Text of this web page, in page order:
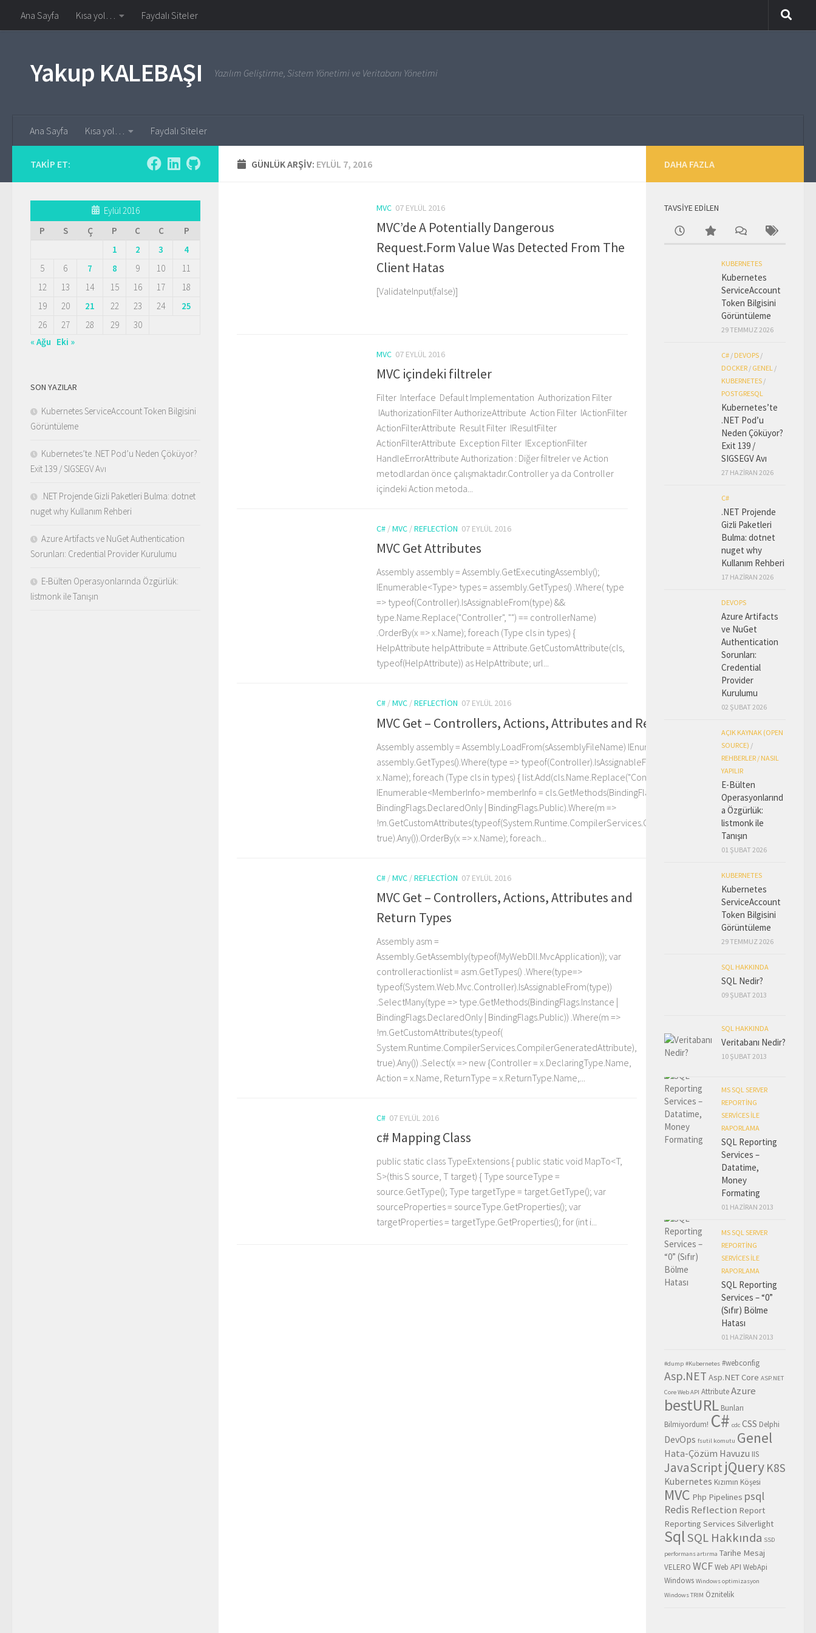
Skip to content
Ana Sayfa Kısa yol… Faydalı Siteler
Yakup KALEBAŞI Yazılım Geliştirme, Sistem Yönetimi ve Veritabanı Yönetimi
Ana Sayfa Kısa yol… Faydalı Siteler
GÜNLÜK ARŞIV: EYLÜL 7, 2016
MVC 07 EYLÜL 2016
MVC’de A Potentially Dangerous
Request.Form Value Was Detected From The
Client Hatas
[ValidateInput(false)]
MVC 07 EYLÜL 2016
MVC içindeki filtreler
Filter Interface Default Implementation Authorization Filter
IAuthorizationFilter AuthorizeAttribute Action Filter IActionFilter
ActionFilterAttribute Result Filter IResultFilter
ActionFilterAttribute Exception Filter IExceptionFilter
HandleErrorAttribute Authorization : Diğer filtreler ve Action
metodlardan önce çalışmaktadır.Controller ya da Controller
içindeki Action metoda...
C# /MVC /REFLECTION 07 EYLÜL 2016
MVC Get Attributes
Assembly assembly = Assembly.GetExecutingAssembly();
IEnumerable<Type> types = assembly.GetTypes() .Where( type
=> typeof(Controller).IsAssignableFrom(type) &&
type.Name.Replace("Controller", "") == controllerName)
.OrderBy(x => x.Name); foreach (Type cls in types) {
HelpAttribute helpAttribute = Attribute.GetCustomAttribute(cls,
typeof(HelpAttribute)) as HelpAttribute; url...
C# /MVC /REFLECTION 07 EYLÜL 2016
MVC Get – Controllers, Actions, Attributes and Return Types – 2
Assembly assembly = Assembly.LoadFrom(sAssemblyFileName) IEnumerable<Type> types =
assembly.GetTypes().Where(type => typeof(Controller).IsAssignableFrom(type)).OrderBy(x =>
x.Name); foreach (Type cls in types) { list.Add(cls.Name.Replace("Controller", ""));
IEnumerable<MemberInfo> memberInfo = cls.GetMethods(BindingFlags.Instance |
BindingFlags.DeclaredOnly | BindingFlags.Public).Where(m =>
!m.GetCustomAttributes(typeof(System.Runtime.CompilerServices.CompilerGeneratedAttribute),
true).Any()).OrderBy(x => x.Name); foreach...
C# /MVC /REFLECTION 07 EYLÜL 2016
MVC Get – Controllers, Actions, Attributes and
Return Types
Assembly asm =
Assembly.GetAssembly(typeof(MyWebDll.MvcApplication)); var
controlleractionlist = asm.GetTypes() .Where(type=>
typeof(System.Web.Mvc.Controller).IsAssignableFrom(type))
.SelectMany(type => type.GetMethods(BindingFlags.Instance |
BindingFlags.DeclaredOnly | BindingFlags.Public)) .Where(m =>
!m.GetCustomAttributes(typeof(
System.Runtime.CompilerServices.CompilerGeneratedAttribute),
true).Any()) .Select(x => new {Controller = x.DeclaringType.Name,
Action = x.Name, ReturnType = x.ReturnType.Name,...
C# 07 EYLÜL 2016
c# Mapping Class
public static class TypeExtensions { public static void MapTo<T,
S>(this S source, T target) { Type sourceType =
source.GetType(); Type targetType = target.GetType(); var
sourceProperties = sourceType.GetProperties(); var
targetProperties = targetType.GetProperties(); for (int i...
TAKIP ET:
Eylül 2016
P
S Ç P C C
P
1
2 3
4
5
6 7 8 9 10
11
12
13 14 15 16 17
18
19
20 21 22 23 24
25
26
27 28 29
30
« Ağu Eki »
SON YAZILAR
Kubernetes ServiceAccount Token Bilgisini
Görüntüleme
Kubernetes’te .NET Pod’u Neden Çöküyor?
Exit 139 / SIGSEGV Avı
.NET Projende Gizli Paketleri Bulma: dotnet
nuget why Kullanım Rehberi
Azure Artifacts ve NuGet Authentication
Sorunları: Credential Provider Kurulumu
E-Bülten Operasyonlarında Özgürlük:
listmonk ile Tanışın
DAHA FAZLA
TAVSİYE EDİLEN
KUBERNETES
Kubernetes
ServiceAccount
Token Bilgisini
Görüntüleme
29 TEMMUZ 2026
C# / DEVOPS /
DOCKER / GENEL /
KUBERNETES /
POSTGRESQL
Kubernetes’te
.NET Pod’u
Neden Çöküyor?
Exit 139 /
SIGSEGV Avı
27 HAZIRAN 2026
C#
.NET Projende
Gizli Paketleri
Bulma: dotnet
nuget why
Kullanım Rehberi
17 HAZIRAN 2026
DEVOPS
Azure Artifacts
ve NuGet
Authentication
Sorunları:
Credential
Provider
Kurulumu
02 ŞUBAT 2026
AÇIK KAYNAK (OPEN
SOURCE) /
REHBERLER / NASIL
YAPILIR
E-Bülten
Operasyonlarınd
a Özgürlük:
listmonk ile
Tanışın
01 ŞUBAT 2026
KUBERNETES
Kubernetes
ServiceAccount
Token Bilgisini
Görüntüleme
29 TEMMUZ 2026
SQL HAKKINDA
SQL Nedir?
09 ŞUBAT 2013
SQL HAKKINDA
Veritabanı Nedir?
10 ŞUBAT 2013
MS SQL SERVER
REPORTING
SERVICES ILE
RAPORLAMA
SQL Reporting
Services –
Datatime,
Money
Formating
01 HAZIRAN 2013
MS SQL SERVER
REPORTING
SERVICES ILE
RAPORLAMA
SQL Reporting
Services – “0”
(Sıfır) Bölme
Hatası
01 HAZIRAN 2013
#dump #Kubernetes #webconfig
Asp.NET Asp.NET Core ASP.NET
Core Web API AttributeAzure
bestURL Bunları
Bilmiyordum! C# cdc CSS Delphi
DevOps fsutil komutu Genel
Hata-Çözüm Havuzu IIS
JavaScript jQuery K8S
Kubernetes Kızımın Köşesi
MVC Php Pipelines psql
Redis Reflection Report
Reporting Services Silverlight
SqlSQL Hakkında SSD
performans artırma Tarihe Mesaj
VELERO WCFWeb API WebApi
Windows Windows optimizasyon
Windows TRIM Öznitelik